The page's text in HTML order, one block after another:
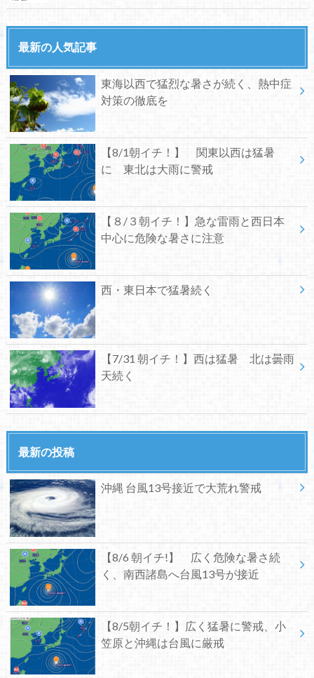
最新の人気記事
東海以西で猛烈な暑さが続く、熱中症
対策の徹底を
【8/1朝イチ！】 関東以西は猛暑
に 東北は大雨に警戒
【８/３朝イチ！】急な雷雨と西日本
中心に危険な暑さに注意
西・東日本で猛暑続く
【7/31 朝イチ！】西は猛暑 北は曇雨
天続く
最新の投稿
沖縄 台風13号接近で大荒れ警戒
【8/6 朝イチ!】 広く危険な暑さ続
く、南西諸島へ台風13号が接近
【8/5朝イチ！】広く猛暑に警戒、小
笠原と沖縄は台風に厳戒